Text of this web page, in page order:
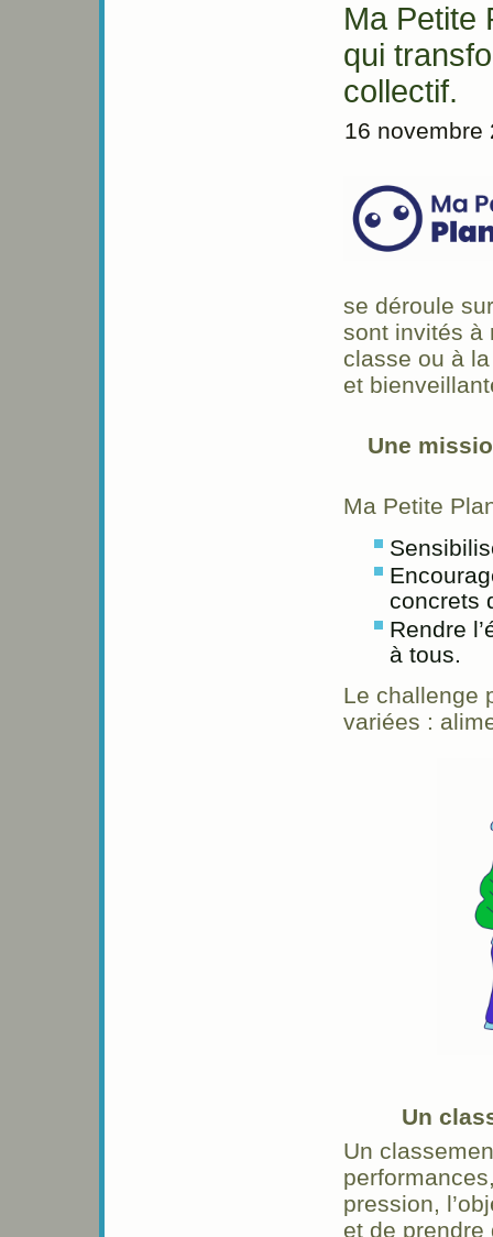
Ma Petite
qui
collectif.
16 novembre
se déroule
sont invités à
classe ou à
et
Une
Ma Petite
concrets
Rendre
à tous.​
Le challenge
variées :
Un
Un
pression,
et de